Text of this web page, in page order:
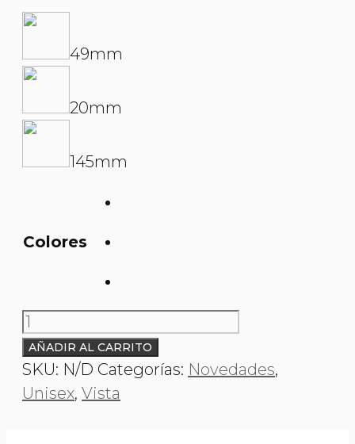
49mm
20mm
145mm
Colores
O&L
003336
MAZZULION
cantidad
AÑADIR AL CARRITO
SKU: N/D Categorías: Novedades,
Unisex, Vista